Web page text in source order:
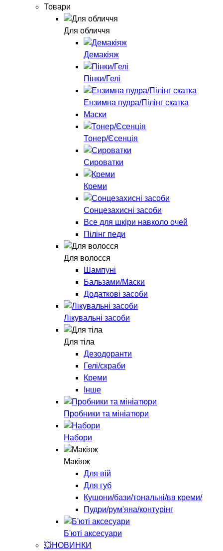
Товари
Для обличчя
Демакіяж
Пінки/Гелі
Ензимна пудра/Пілінг скатка
Маски
Тонер/Єсенція
Сироватки
Креми
Сонцезахисні засоби
Все для шкіри навколо очей
Пілінг педи
Для волосся
Шампуні
Бальзами/Маски
Додаткові засоби
Лікувальні засоби
Для тіла
Дезодоранти
Гелі/скраби
Креми
Інше
Пробники та мініатюри
Набори
Макіяж
Для вій
Для губ
Кушони/бази/тональні/вв креми/
Пудри/рум'яна/контурінг
Б'юті аксесуари
💥НОВИНКИ